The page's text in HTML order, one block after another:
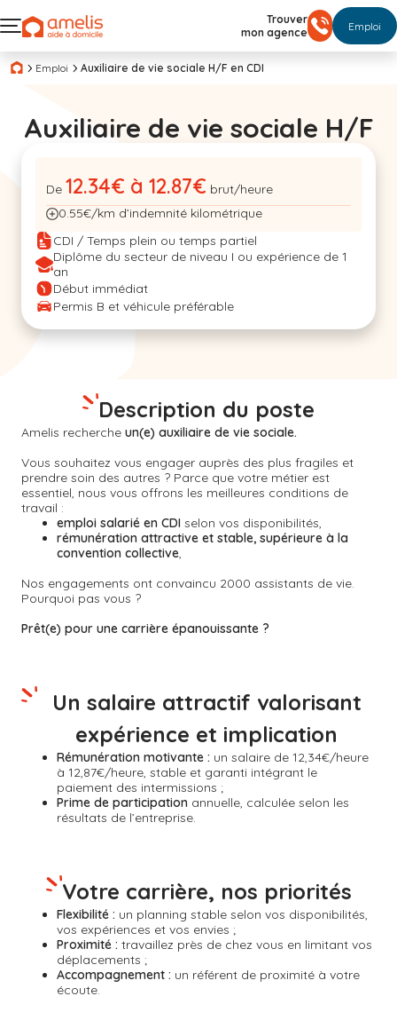
Trouver
mon agence
Emploi
Emploi Auxiliaire de vie sociale H/F en CDI
Auxiliaire de vie sociale H/F
De 12.34€ à 12.87€ brut/heure
0.55€/km d’indemnité kilométrique
CDI / Temps plein ou temps partiel
Diplôme du secteur de niveau I ou expérience de 1
an
Début immédiat
Permis B et véhicule préférable
Amelis recherche un(e) auxiliaire de vie sociale.
Vous souhaitez vous engager auprès des plus fragiles et
prendre soin des autres ? Parce que votre métier est
essentiel, nous vous offrons les meilleures conditions de
travail :
emploi salarié en CDI selon vos disponibilités,
rémunération attractive et stable, supérieure à la
convention collective,
Nos engagements ont convaincu 2000 assistants de vie.
Pourquoi pas vous ?
Prêt(e) pour une carrière épanouissante ?
Description du poste
Rémunération motivante : un salaire de 12,34€/heure
à 12,87€/heure, stable et garanti intégrant le
paiement des intermissions ;
Prime de participation annuelle, calculée selon les
résultats de l’entreprise.
Un salaire attractif valorisant
expérience et implication
Flexibilité : un planning stable selon vos disponibilités,
vos expériences et vos envies ;
Proximité : travaillez près de chez vous en limitant vos
déplacements ;
Accompagnement : un référent de proximité à votre
écoute.
Votre carrière, nos priorités